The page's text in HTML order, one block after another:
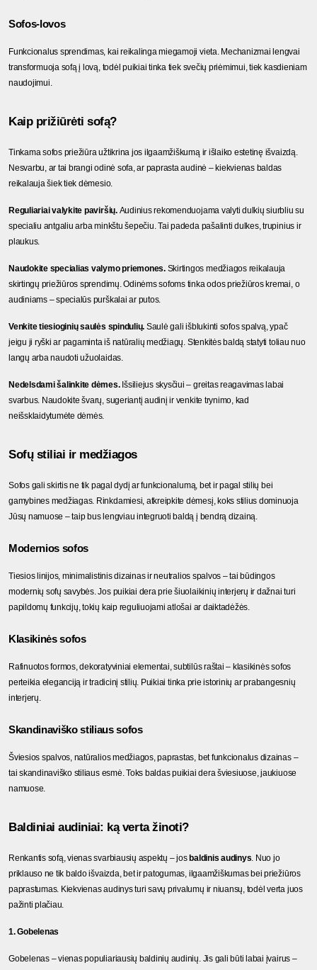
Sofos-lovos
Funkcionalus sprendimas, kai reikalinga miegamoji vieta. Mechanizmai lengvai
transformuoja sofą į lovą, todėl puikiai tinka tiek svečių priėmimui, tiek kasdieniam
naudojimui.
Kaip prižiūrėti sofą?
Tinkama sofos priežiūra užtikrina jos ilgaamžiškumą ir išlaiko estetinę išvaizdą.
Nesvarbu, ar tai brangi odinė sofa, ar paprasta audinė – kiekvienas baldas
reikalauja šiek tiek dėmesio.
Reguliariai valykite paviršių. Audinius rekomenduojama valyti dulkių siurbliu su
specialiu antgaliu arba minkštu šepečiu. Tai padeda pašalinti dulkes, trupinius ir
plaukus.
Naudokite specialias valymo priemones. Skirtingos medžiagos reikalauja
skirtingų priežiūros sprendimų. Odinėms sofoms tinka odos priežiūros kremai, o
audiniams – specialūs purškalai ar putos.
Venkite tiesioginių saulės spindulių. Saulė gali išblukinti sofos spalvą, ypač
jeigu ji ryški ar pagaminta iš natūralių medžiagų. Stenkitės baldą statyti toliau nuo
langų arba naudoti užuolaidas.
Nedelsdami šalinkite dėmes. Išsiliejus skysčiui – greitas reagavimas labai
svarbus. Naudokite švarų, sugeriantį audinį ir venkite trynimo, kad
neišsklaidytumėte dėmės.
Sofų stiliai ir medžiagos
Sofos gali skirtis ne tik pagal dydį ar funkcionalumą, bet ir pagal stilių bei
gamybines medžiagas. Rinkdamiesi, atkreipkite dėmesį, koks stilius dominuoja
Jūsų namuose – taip bus lengviau integruoti baldą į bendrą dizainą.
Modernios sofos
Tiesios linijos, minimalistinis dizainas ir neutralios spalvos – tai būdingos
modernių sofų savybės. Jos puikiai dera prie šiuolaikinių interjerų ir dažnai turi
papildomų funkcijų, tokių kaip reguliuojami atlošai ar daiktadėžės.
Klasikinės sofos
Rafinuotos formos, dekoratyviniai elementai, subtilūs raštai – klasikinės sofos
perteikia eleganciją ir tradicinį stilių. Puikiai tinka prie istorinių ar prabangesnių
interjerų.
Skandinaviško stiliaus sofos
Šviesios spalvos, natūralios medžiagos, paprastas, bet funkcionalus dizainas –
tai skandinaviško stiliaus esmė. Toks baldas puikiai dera šviesiuose, jaukiuose
namuose.
Baldiniai audiniai: ką verta žinoti?
Renkantis sofą, vienas svarbiausių aspektų – jos baldinis audinys. Nuo jo
priklauso ne tik baldo išvaizda, bet ir patogumas, ilgaamžiškumas bei priežiūros
paprastumas. Kiekvienas audinys turi savų privalumų ir niuansų, todėl verta juos
pažinti plačiau.
1. Gobelenas
Gobelenas – vienas populiariausių baldinių audinių. Jis gali būti labai įvairus –